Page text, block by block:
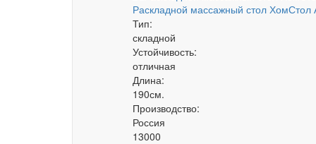
Раскладной массажный стол ХомСтол
Тип:
складной
Устойчивость:
отличная
Длина:
190см.
Производство:
Россия
13000